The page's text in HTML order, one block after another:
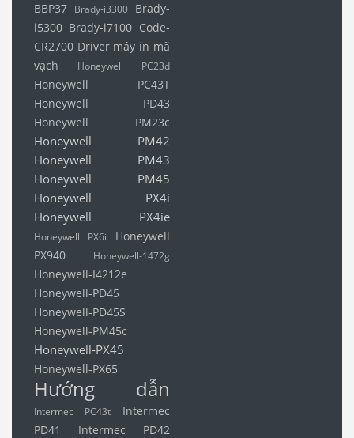
BBP37 Brady-i3300 Brady-
i5300 Brady-i7100 Code-
CR2700 Driver máy in mã
vạch
Honeywell PC23d
Honeywell PC43T
Honeywell PD43
Honeywell PM23c
Honeywell PM42
Honeywell PM43
Honeywell PM45
Honeywell PX4i
Honeywell PX4ie
Honeywell PX6i
Honeywell
PX940
Honeywell-1472g
Honeywell-I4212e
Honeywell-PD45
Honeywell-PD45S
Honeywell-PM45c
Honeywell-PX45
Honeywell-PX65
Hướng dẫn
Intermec PC43t
Intermec
PD41
Intermec PD42